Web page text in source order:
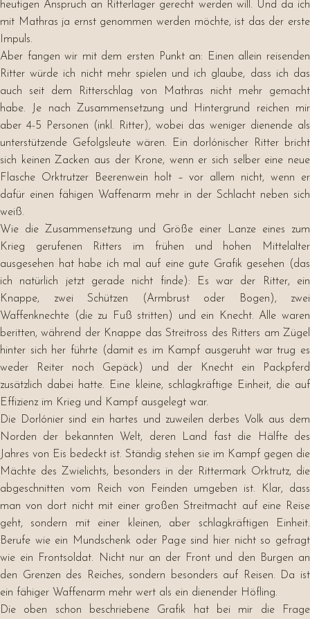
heutigen Anspruch an Ritterlager gerecht werden will. Und da ich
mit Mathras ja ernst genommen werden möchte, ist das der erste
Impuls.
Aber fangen wir mit dem ersten Punkt an: Einen allein reisenden
Ritter würde ich nicht mehr spielen und ich glaube, dass ich das
auch seit dem Ritterschlag von Mathras nicht mehr gemacht
habe. Je nach Zusammensetzung und Hintergrund reichen mir
aber 4-5 Personen (inkl. Ritter), wobei das weniger dienende als
unterstützende Gefolgsleute wären. Ein dorlónischer Ritter bricht
sich keinen Zacken aus der Krone, wenn er sich selber eine neue
Flasche Orktrutzer Beerenwein holt – vor allem nicht, wenn er
dafür einen fähigen Waffenarm mehr in der Schlacht neben sich
weiß.
Wie die Zusammensetzung und Größe einer Lanze eines zum
Krieg gerufenen Ritters im frühen und hohen Mittelalter
ausgesehen hat habe ich mal auf eine gute Grafik gesehen (das
ich natürlich jetzt gerade nicht finde): Es war der Ritter, ein
Knappe, zwei Schützen (Armbrust oder Bogen), zwei
Waffenknechte (die zu Fuß stritten) und ein Knecht. Alle waren
beritten, während der Knappe das Streitross des Ritters am Zügel
hinter sich her führte (damit es im Kampf ausgeruht war trug es
weder Reiter noch Gepäck) und der Knecht ein Packpferd
zusätzlich dabei hatte. Eine kleine, schlagkräftige Einheit, die auf
Effizienz im Krieg und Kampf ausgelegt war.
Die Dorlónier sind ein hartes und zuweilen derbes Volk aus dem
Norden der bekannten Welt, deren Land fast die Hälfte des
Jahres von Eis bedeckt ist. Ständig stehen sie im Kampf gegen die
Mächte des Zwielichts, besonders in der Rittermark Orktrutz, die
abgeschnitten vom Reich von Feinden umgeben ist. Klar, dass
man von dort nicht mit einer großen Streitmacht auf eine Reise
geht, sondern mit einer kleinen, aber schlagkräftigen Einheit.
Berufe wie ein Mundschenk oder Page sind hier nicht so gefragt
wie ein Frontsoldat. Nicht nur an der Front und den Burgen an
den Grenzen des Reiches, sondern besonders auf Reisen. Da ist
ein fähiger Waffenarm mehr wert als ein dienender Höfling.
Die oben schon beschriebene Grafik hat bei mir die Frage